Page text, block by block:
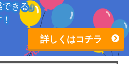
できる」
詳しくはコチラ